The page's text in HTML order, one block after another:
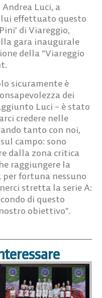
Luci, a
effettuato questo
di Viareggio,
gara inaugurale
della “Viareggio
sicuramente è
dei
Luci – è stato
credere nelle
tanto con noi,
campo: sono
dalla zona critica
raggiungere la
per fortuna nessuno
stretta la serie A:
di questo
obiettivo”.